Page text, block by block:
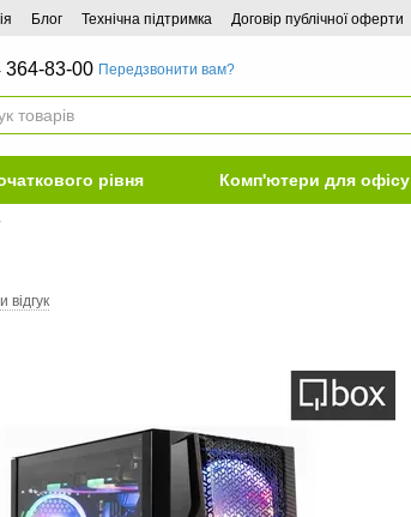
Блог Технічна підтримка Договір публічної оферти
364-83-00 Передзвонити вам?
рівня Комп'ютери для офісу
відгук